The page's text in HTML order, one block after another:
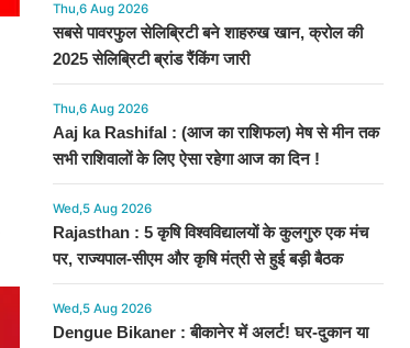
Thu,6 Aug 2026
सबसे पावरफुल सेलिब्रिटी बने शाहरुख खान, क्रोल की
2025 सेलिब्रिटी ब्रांड रैंकिंग जारी
Thu,6 Aug 2026
Aaj ka Rashifal : (आज का राशिफल) मेष से मीन तक
सभी राशिवालों के लिए ऐसा रहेगा आज का दिन !
Wed,5 Aug 2026
Rajasthan : 5 कृषि विश्वविद्यालयों के कुलगुरु एक मंच
पर, राज्यपाल-सीएम और कृषि मंत्री से हुई बड़ी बैठक
Wed,5 Aug 2026
Dengue Bikaner : बीकानेर में अलर्ट! घर-दुकान या